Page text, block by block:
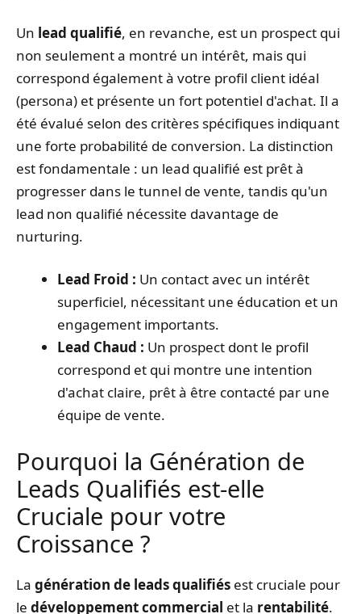
Un lead qualifié, en revanche, est un prospect qui
non seulement a montré un intérêt, mais qui
correspond également à votre profil client idéal
(persona) et présente un fort potentiel d'achat. Il a
été évalué selon des critères spécifiques indiquant
une forte probabilité de conversion. La distinction
est fondamentale : un lead qualifié est prêt à
progresser dans le tunnel de vente, tandis qu'un
lead non qualifié nécessite davantage de
nurturing.
Lead Froid : Un contact avec un intérêt
superficiel, nécessitant une éducation et un
engagement importants.
Lead Chaud : Un prospect dont le profil
correspond et qui montre une intention
d'achat claire, prêt à être contacté par une
équipe de vente.
Pourquoi la Génération de
Leads Qualifiés est-elle
Cruciale pour votre
Croissance ?
La génération de leads qualifiés est cruciale pour
le développement commercial et la rentabilité.